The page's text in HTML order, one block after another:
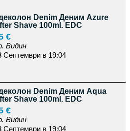
Denim Деним Azure
Shave 100ml. EDC
€
Видин
Септември в 19:04
Denim Деним Aqua
Shave 100ml. EDC
€
Видин
Септември в 19:04